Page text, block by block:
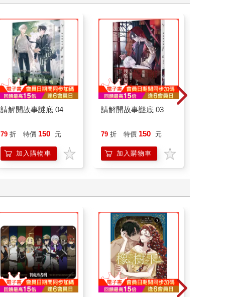
請解開故事謎底 04
79 折 特價 150 元
加入購物車
請解開故事謎底 03
79 折 特價 150 元
加入購物車